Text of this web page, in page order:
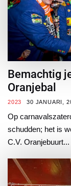
Bemachtig
Oranjebal
2023 30 JANUARI,
Op
schudden; het is
C.V. Oranjebuurt...